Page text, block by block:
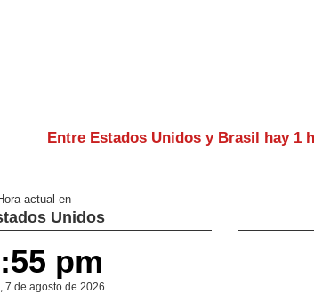
Entre Estados Unidos y Brasil hay 1
actual en
Unidos
pm
7 de agosto de 2026